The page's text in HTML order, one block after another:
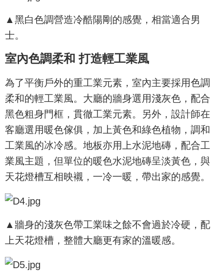
▲黑白色調營造冷酷陽剛的感覺，相當適合男
士。
室內色調柔和 打造輕工業風
為了平衡戶外的重工業元素，室內主要採用色調
柔和的輕工業風。大廳的牆身選用淺灰色，配合
黑色粗身門框，貫徹工業元素。另外，設計師在
客廳選用暖色傢俱，加上黃色和綠色植物，調和
工業風的冰冷感。地板亦用上水泥地磚，配合工
業風主題，但單位的暖色水泥地磚呈淡黃色，與
天花燈槽互相映襯，一冷一暖，帶出家的感覺。
▲牆身的淺灰色帶工業味之餘不會過於冷硬，配
上天花燈槽，整體大廳更有家的溫暖感。